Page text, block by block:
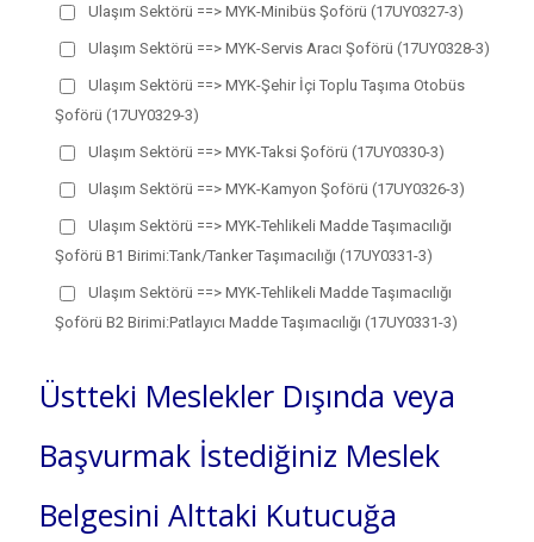
Ulaşım Sektörü ==> MYK-Minibüs Şoförü (17UY0327-3)
Ulaşım Sektörü ==> MYK-Servis Aracı Şoförü (17UY0328-3)
Ulaşım Sektörü ==> MYK-Şehir İçi Toplu Taşıma Otobüs
Şoförü (17UY0329-3)
Ulaşım Sektörü ==> MYK-Taksi Şoförü (17UY0330-3)
Ulaşım Sektörü ==> MYK-Kamyon Şoförü (17UY0326-3)
Ulaşım Sektörü ==> MYK-Tehlikeli Madde Taşımacılığı
Şoförü B1 Birimi:Tank/Tanker Taşımacılığı (17UY0331-3)
Ulaşım Sektörü ==> MYK-Tehlikeli Madde Taşımacılığı
Şoförü B2 Birimi:Patlayıcı Madde Taşımacılığı (17UY0331-3)
Üstteki Meslekler Dışında veya
Başvurmak İstediğiniz Meslek
Belgesini Alttaki Kutucuğa